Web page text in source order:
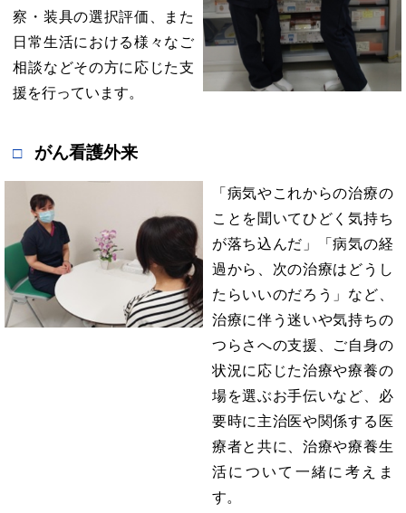
察・装具の選択評価、また
日常生活における様々なご
相談などその方に応じた支
援を行っています。
がん看護外来
「病気やこれからの治療の
ことを聞いてひどく気持ち
が落ち込んだ」「病気の経
過から、次の治療はどうし
たらいいのだろう」など、
治療に伴う迷いや気持ちの
つらさへの支援、ご自身の
状況に応じた治療や療養の
場を選ぶお手伝いなど、必
要時に主治医や関係する医
療者と共に、治療や療養生
活について一緒に考えま
す。